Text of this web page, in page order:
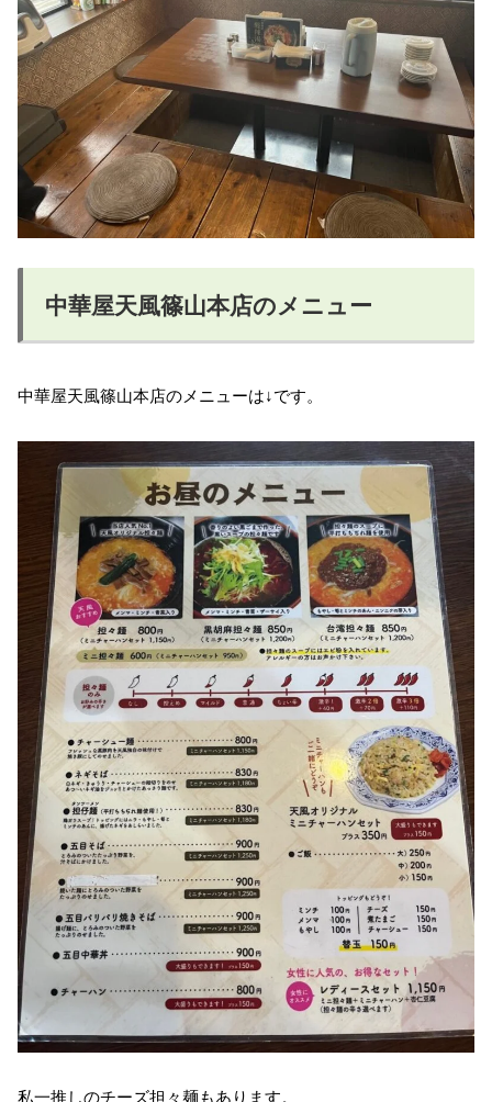
中華屋天風篠山本店のメニュー
中華屋天風篠山本店のメニューは↓です。
私一推しのチーズ担々麺もあります。